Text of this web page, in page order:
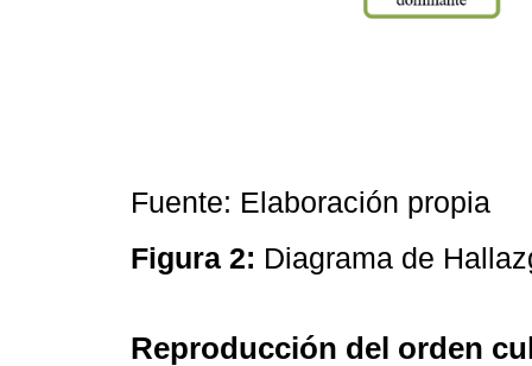
Fuente: Elaboración propia
Figura 2: Diagrama de
Reproducción del orden